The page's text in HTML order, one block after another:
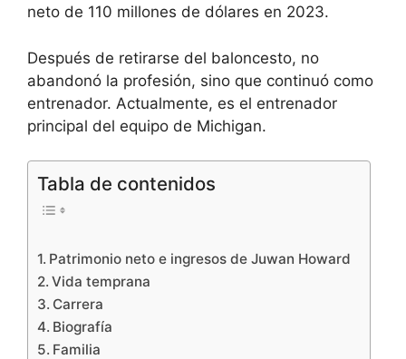
neto de 110 millones de dólares en 2023.
Después de retirarse del baloncesto, no
abandonó la profesión, sino que continuó como
entrenador. Actualmente, es el entrenador
principal del equipo de Michigan.
Tabla de contenidos
Patrimonio neto e ingresos de Juwan Howard
Vida temprana
Carrera
Biografía
Familia